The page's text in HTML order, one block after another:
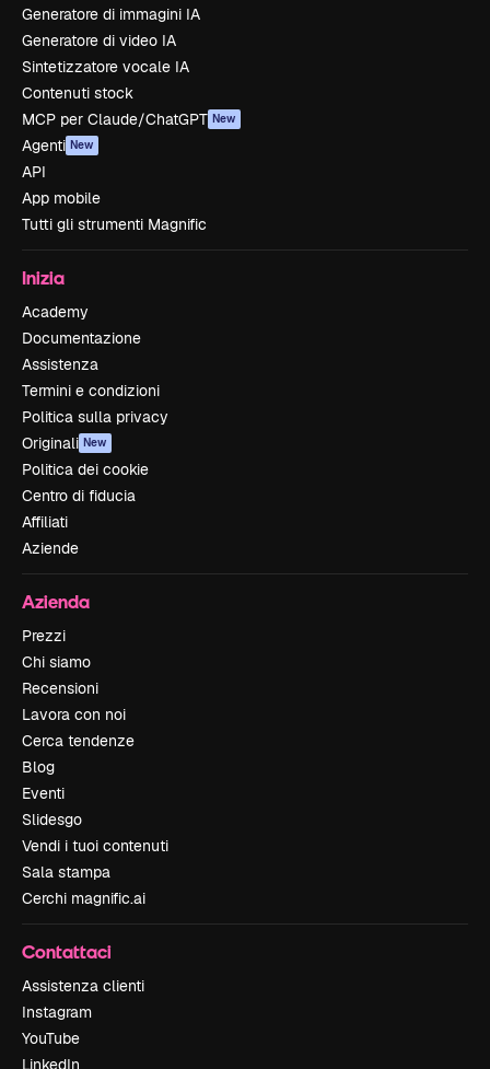
Generatore di immagini IA
Generatore di video IA
Sintetizzatore vocale IA
Contenuti stock
MCP per Claude/ChatGPT New
Agenti New
API
App mobile
Tutti gli strumenti Magnific
Inizia
Academy
Documentazione
Assistenza
Termini e condizioni
Politica sulla privacy
Originali New
Politica dei cookie
Centro di fiducia
Affiliati
Aziende
Azienda
Prezzi
Chi siamo
Recensioni
Lavora con noi
Cerca tendenze
Blog
Eventi
Slidesgo
Vendi i tuoi contenuti
Sala stampa
Cerchi magnific.ai
Contattaci
Assistenza clienti
Instagram
YouTube
LinkedIn